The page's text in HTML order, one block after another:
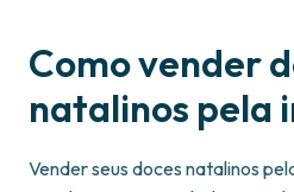
Como vender
natalinos pela
Vender seus doces natalinos